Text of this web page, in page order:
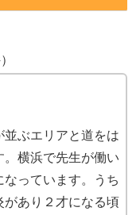
並ぶエリアと道をは
。横浜で先生が働い
っています。うち
あり２才になる頃